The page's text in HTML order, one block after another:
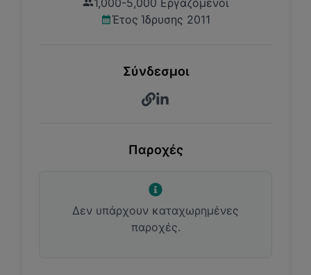
1,000-5,000 Εργαζόμενοι
Έτος Ίδρυσης 2011
Σύνδεσμοι
Παροχές
Δεν υπάρχουν καταχωρημένες
παροχές.